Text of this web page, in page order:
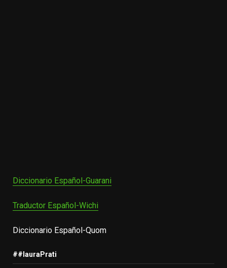
Diccionario Español-Guarani
Traductor Español-Wichi
Diccionario Español-Quom
##lauraPrati